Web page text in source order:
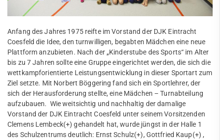
Anfang des Jahres 1975 reifte im Vorstand der DJK Eintracht
Coesfeld die Idee, den turnwilligen, begabten Mädchen eine neue
Plattform anzubieten. Nach der „Kinderstube des Sports“ im Alter
bis zu 7 Jahren sollte eine Gruppe eingerichtet werden, die sich die
wettkampforientierte Leistungsentwicklung in dieser Sportart zum
Ziel setzte. Mit Norbert Böggering fand sich ein Sportlehrer, der
sich der Herausforderung stellte, eine Mädchen – Turnabteilung
aufzubauen. Wie weitsichtig und nachhaltig der damalige
Vorstand der DJK Eintracht Coesfeld unter seinem Vorsitzenden
Clemens Lembeck(+) gehandelt hat, wurde jüngst in der Halle 1
des Schulzentrums deutlich: Ernst Schulz(+), Gottfried Kaup(+) ,
Triathlon
Volleyball
Wettkampfturnen
Trainingszeiten
mobile
Erwachsene
Fitnessstudio
Service
Mitglied werden
Jobs
FAQ